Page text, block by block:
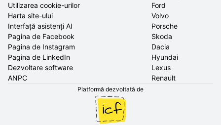
Utilizarea cookie-urilor
Harta site-ului
Interfață asistenți AI
Pagina de Facebook
Pagina de Instagram
Pagina de LinkedIn
Dezvoltare software
ANPC
Ford
Volvo
Porsche
Skoda
Dacia
Hyundai
Lexus
Renault
Platformă dezvoltată de